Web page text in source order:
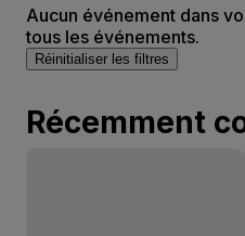
Aucun événement dans
tous les événements.
Réinitialiser les filtres
Récemment